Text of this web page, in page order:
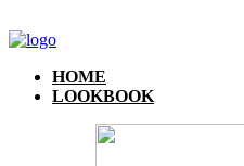
HOME
LOOKBOOK